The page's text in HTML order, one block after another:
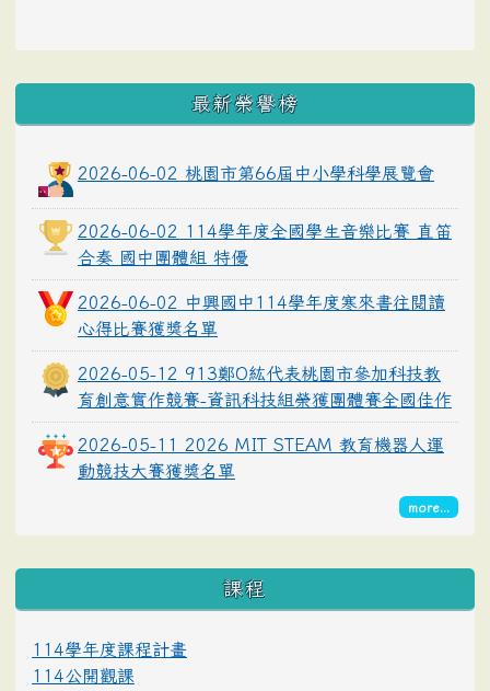
最新榮譽榜
2026-06-02 桃園市第66屆中小學科學展覽會
2026-06-02 114學年度全國學生音樂比賽 直笛
合奏 國中團體組 特優
2026-06-02 中興國中114學年度寒來書往閱讀
心得比賽獲獎名單
2026-05-12 913鄭O紘代表桃園市參加科技教
育創意實作競賽-資訊科技組榮獲團體賽全國佳作
2026-05-11 2026 MIT STEAM 教育機器人運
動競技大賽獲獎名單
more...
課程
114學年度課程計畫
114公開觀課